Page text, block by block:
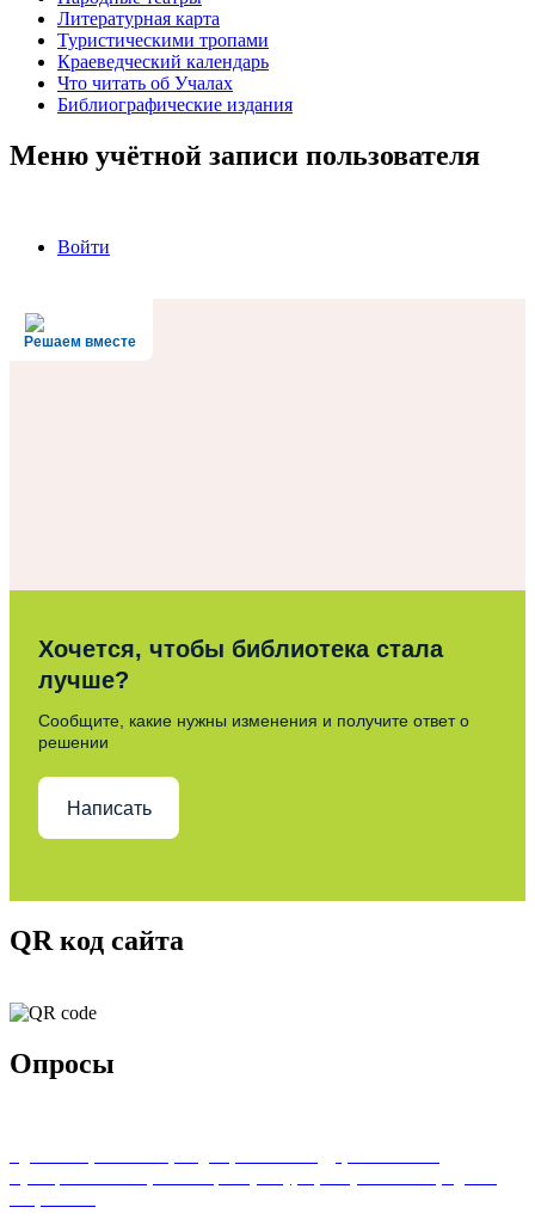
Литературная карта
Туристическими тропами
Краеведческий календарь
Что читать об Учалах
Библиографические издания
Меню учётной записи пользователя
Войти
Решаем вместе
Хочется, чтобы библиотека стала
лучше?
Сообщите, какие нужны изменения и получите ответ о
решении
Написать
QR код сайта
Опросы